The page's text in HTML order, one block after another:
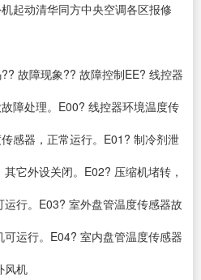
起动清华同方中央空调各区报修
故障现象?? 故障控制EE? 线控器
障处理。E00? 线控器环境温度传
感器，正常运行。E01? 制冷剂泄
它外设关闭。E02? 压缩机堵转，
行。E03? 室外盘管温度传感器故
运行。E04? 室内盘管温度传感器
风机